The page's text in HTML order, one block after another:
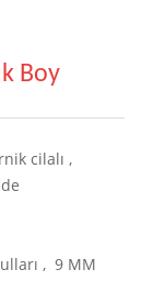
Boy
cilalı ,
, 9 MM